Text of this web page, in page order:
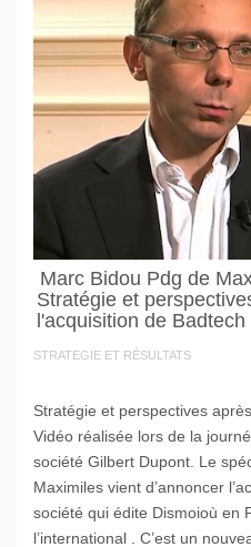
Marc Bidou Pdg de
Stratégie et
l'acquisition de Badtech
STRATEGIE ET RÉSULTATS
Stratégie et perspectives
Vidéo réalisée lors de la
société Gilbert Dupont. Le
Maximiles vient d’annoncer
société qui édite Dismoioù en
l’international . C’est un